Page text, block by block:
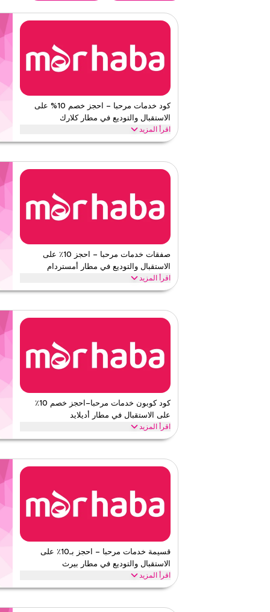
كود خدمات مرحبا – احجز خصم 10% على
الاستقبال والتوديع في مطار كلارك
اقرأ المزيد
احصل على خصم 10٪ على الاستقبال والتوديع
خدمات مرحبا
الحد الأدنى للطلب
ينطبق على
الفئات
على
قيّمنا
صفقات خدمات مرحبا – احجز 10٪ على
الاستقبال والتوديع في مطار أمستردام
اقرأ المزيد
وفر 10٪ على الاستقبال والتوديع من خدمات مرحبا في
خدمات مرحبا
الحد الأدنى للطلب
ينطبق على
الفئات
على
قيّمنا
كود كوبون خدمات مرحبا–احجز خصم 10٪
على الاستقبال في مطار أديلايد
اقرأ المزيد
استمتع بخصم 10٪ على الاستقبال والتوديع من
خدمات مرحبا
الحد الأدنى للطلب
ينطبق على
الفئات
على
قيّمنا
قسيمة خدمات مرحبا – احجز بـ10٪ على
الاستقبال والتوديع في مطار بيرث
اقرأ المزيد
احصل على خصم 10٪ على الاستقبال والتوديع